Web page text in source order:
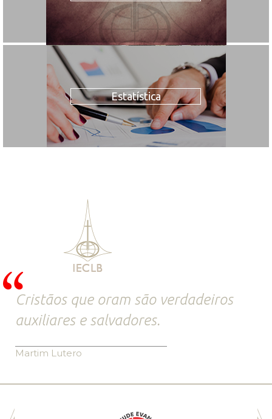
Estatística
Cristãos que oram são verdadeiros
auxiliares e salvadores.
Martim Lutero